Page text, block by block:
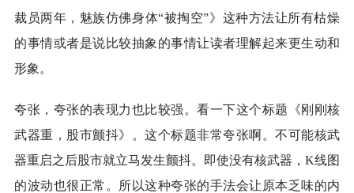
裁员两年，魅族仿佛身体“被掏空”》这种方法让所有枯燥
的事情或者是说比较抽象的事情让读者理解起来更生动和
形象。
夸张，夸张的表现力也比较强。看一下这个标题《刚刚核
武器重，股市颤抖》。这个标题非常夸张啊。不可能核武
器重启之后股市就立马发生颤抖。即使没有核武器，K线图
的波动也很正常。所以这种夸张的手法会让原本乏味的内